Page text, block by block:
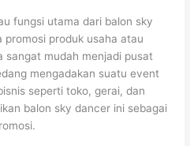
fungsi utama dari balon sky
promosi produk usaha atau
sangat mudah menjadi pusat
mengadakan suatu event
seperti toko, gerai, dan
balon sky dancer ini sebagai